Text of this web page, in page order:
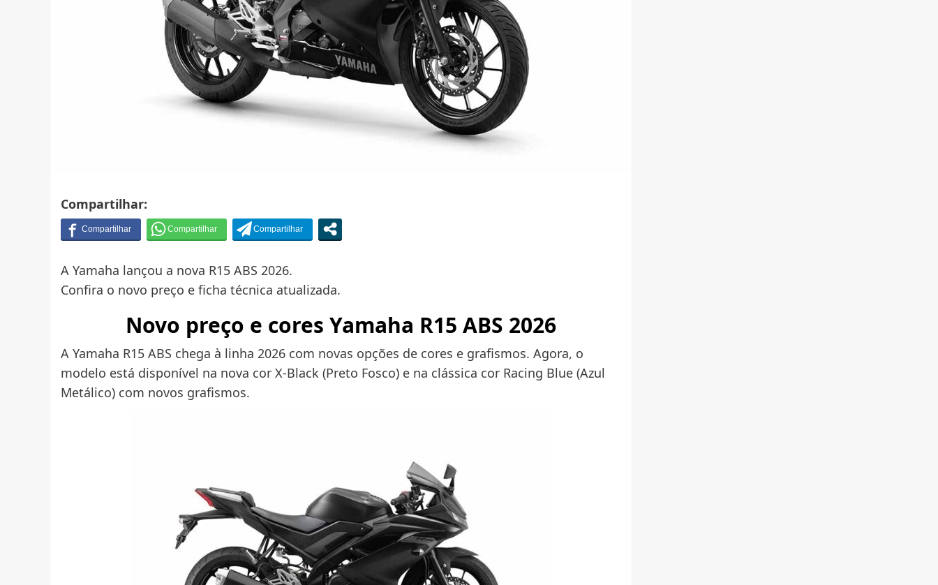
Compartilhar:
A Yamaha lançou a nova R15 ABS 2026.
Confira o novo preço e ficha técnica atualizada.
Novo preço e cores Yamaha R15 ABS 2026
A Yamaha R15 ABS chega à linha 2026 com novas opções de cores e grafismos. Agora, o
modelo está disponível na nova cor X-Black (Preto Fosco) e na clássica cor Racing Blue (Azul
Metálico) com novos grafismos.